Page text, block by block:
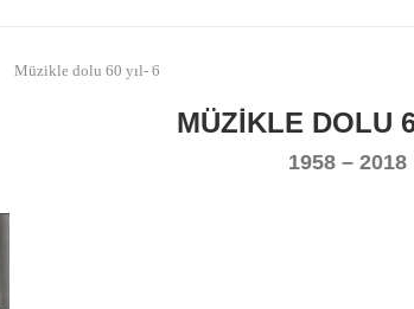
Müzikle dolu 60 yıl- 6
MÜZIKLE DOLU
1958 – 2018